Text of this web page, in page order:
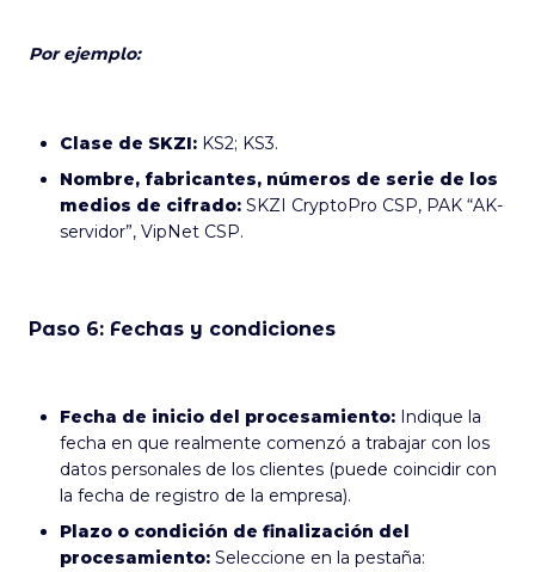
Por ejemplo:
Clase de SKZI: KS2; KS3.
Nombre, fabricantes, números de serie de los
medios de cifrado: SKZI CryptoPro CSP, PAK “AK-
servidor”, VipNet CSP.
Paso 6: Fechas y condiciones
Fecha de inicio del procesamiento: Indique la
fecha en que realmente comenzó a trabajar con los
datos personales de los clientes (puede coincidir con
la fecha de registro de la empresa).
Plazo o condición de finalización del
procesamiento: Seleccione en la pestaña: